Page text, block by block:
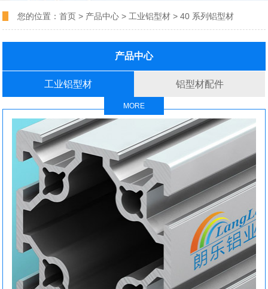
您的位置：首页> 产品中心 > 工业铝型材 >40 系列铝型材
产品中心
工业铝型材
MORE
铝型材配件